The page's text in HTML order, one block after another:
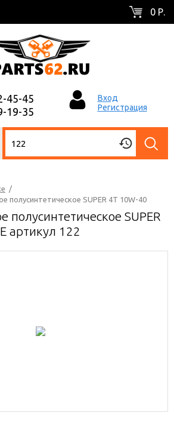
0 Р.
45-45
19-35
Вход
Регистрация
/
полусинтетическое SUPER 4T 10W-40
полусинтетическое SUPER
артикул 122